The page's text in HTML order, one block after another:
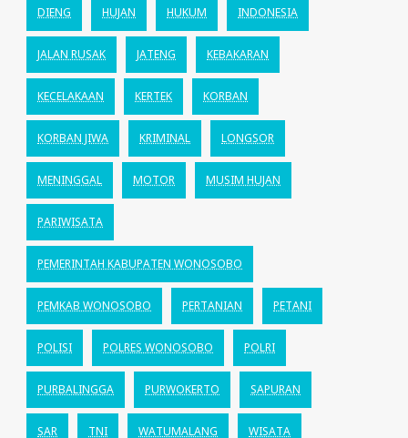
DIENG HUJAN HUKUM INDONESIA
JALAN RUSAK JATENG KEBAKARAN
KECELAKAAN KERTEK KORBAN
KORBAN JIWA KRIMINAL LONGSOR
MENINGGAL MOTOR MUSIM HUJAN
PARIWISATA
PEMERINTAH KABUPATEN WONOSOBO
PEMKAB WONOSOBO PERTANIAN PETANI
POLISI POLRES WONOSOBO POLRI
PURBALINGGA PURWOKERTO SAPURAN
SAR TNI WATUMALANG WISATA